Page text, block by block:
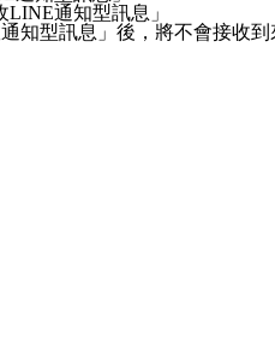
LINE通知型訊息」
通知型訊息」後，將不會接收